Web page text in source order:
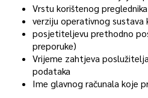
Vrstu korištenog
verziju operativnog
posjetiteljevu prethodno
preporuke)
Vrijeme zahtjeva
podataka
Ime glavnog računala koje